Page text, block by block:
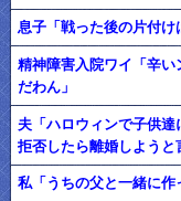
息子「戦った後の片付け
精神障害入院ワイ「辛
だわん」
夫「ハロウィンで子供
拒否したら離婚しようと
私「うちの父と一緒に